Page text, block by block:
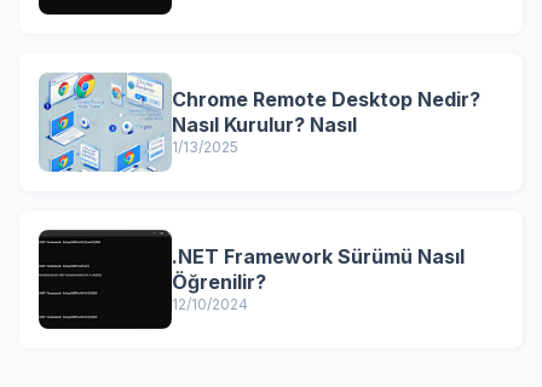
Chrome Remote Desktop Nedir?
Nasıl Kurulur? Nasıl
1/13/2025
.NET Framework Sürümü Nasıl
Öğrenilir?
12/10/2024